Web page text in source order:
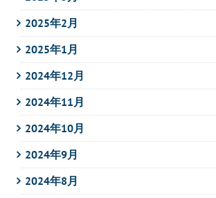
2025年2月
2025年1月
2024年12月
2024年11月
2024年10月
2024年9月
2024年8月